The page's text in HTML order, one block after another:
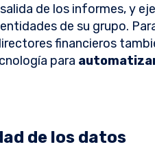
de los informes, y
de su grupo.
financieros
para
de los datos